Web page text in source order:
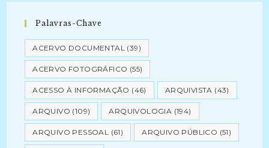
Palavras-Chave
ACERVO DOCUMENTAL (39)
ACERVO FOTOGRÁFICO (55)
ACESSO À INFORMAÇÃO (46) ARQUIVISTA (43)
ARQUIVO (109) ARQUIVOLOGIA (194)
ARQUIVO PESSOAL (61) ARQUIVO PÚBLICO (51)